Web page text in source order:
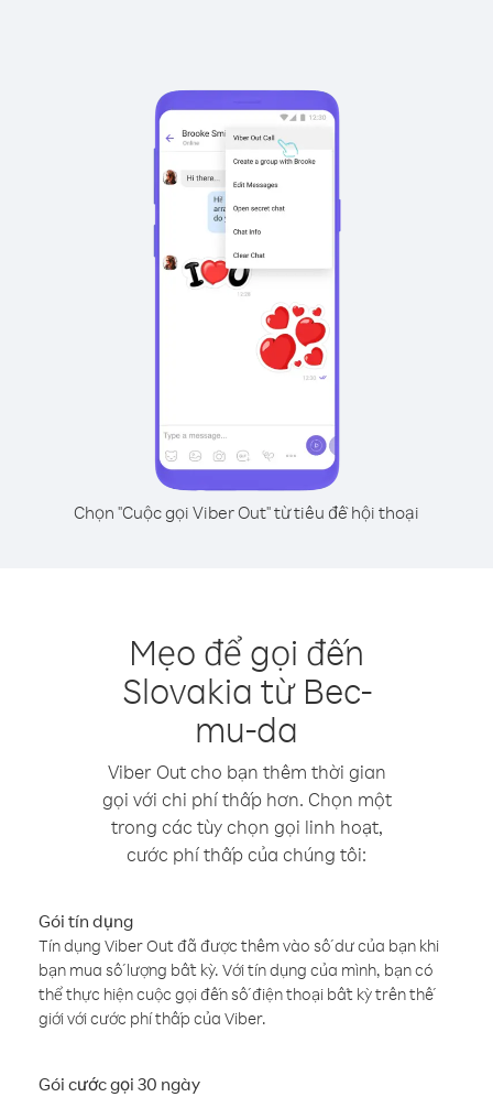
Chọn "Cuộc gọi Viber Out" từ tiêu đề hội thoại
Mẹo để gọi đến
Slovakia từ Bec-
mu-da
Viber Out cho bạn thêm thời gian
gọi với chi phí thấp hơn. Chọn một
trong các tùy chọn gọi linh hoạt,
cước phí thấp của chúng tôi:
Gói tín dụng
Tín dụng Viber Out đã được thêm vào số dư của bạn khi
bạn mua số lượng bất kỳ. Với tín dụng của mình, bạn có
thể thực hiện cuộc gọi đến số điện thoại bất kỳ trên thế
giới với cước phí thấp của Viber.
Gói cước gọi 30 ngày